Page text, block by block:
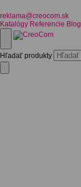
reklama@creocom.sk
Katalógy Referencie Blog
Hľadať produkty